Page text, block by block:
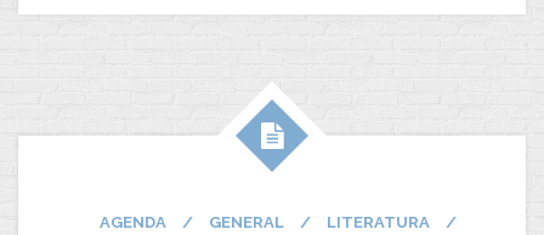
AGENDA / GENERAL / LITERATURA
/